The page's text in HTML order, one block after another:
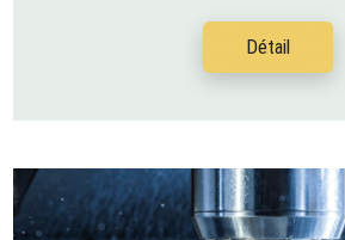
Détail